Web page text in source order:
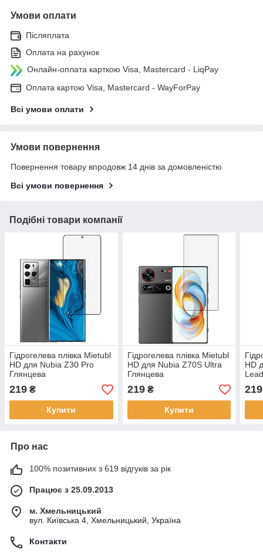
Умови оплати
Післяплата
Оплата на рахунок
Онлайн-оплата карткою Visa, Mastercard - LiqPay
Оплата картою Visa, Mastercard - WayForPay
Всі умови оплати
Умови повернення
Повернення товару впродовж 14 днів за домовленістю
Всі умови повернення
Подібні товари компанії
Гідрогелева плівка Mietubl
HD для Nubia Z30 Pro
Глянцева
219 ₴
Купити
Гідрогелева плівка Mietubl
HD для Nubia Z70S Ultra
Глянцева
219₴
Купити
HD
219
Про нас
100% позитивних з 619 відгуків за рік
Працює з 25.09.2013
м. Хмельницький
вул. Київська 4, Хмельницький, Україна
Контакти